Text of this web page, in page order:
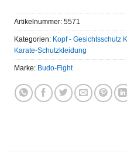
Artikelnummer: 5571
Kategorien: Kopf - Gesichtsschutz
Karate-Schutzkleidung
Marke: Budo-Fight